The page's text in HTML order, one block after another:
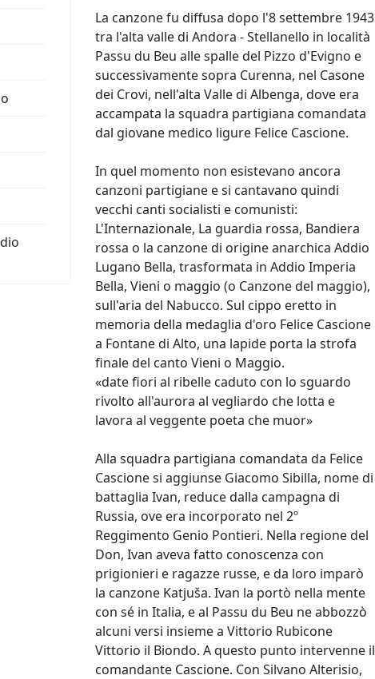
La canzone fu diffusa dopo l'8 settembre 1943
tra l'alta valle di Andora - Stellanello in località
Passu du Beu alle spalle del Pizzo d'Evigno e
successivamente sopra Curenna, nel Casone
dei Crovi, nell'alta Valle di Albenga, dove era
accampata la squadra partigiana comandata
dal giovane medico ligure Felice Cascione.
In quel momento non esistevano ancora
canzoni partigiane e si cantavano quindi
vecchi canti socialisti e comunisti:
L'Internazionale, La guardia rossa, Bandiera
rossa o la canzone di origine anarchica Addio
Lugano Bella, trasformata in Addio Imperia
Bella, Vieni o maggio (o Canzone del maggio),
sull'aria del Nabucco. Sul cippo eretto in
memoria della medaglia d'oro Felice Cascione
a Fontane di Alto, una lapide porta la strofa
finale del canto Vieni o Maggio.
«date fiori al ribelle caduto con lo sguardo
rivolto all'aurora al vegliardo che lotta e
lavora al veggente poeta che muor»
Alla squadra partigiana comandata da Felice
Cascione si aggiunse Giacomo Sibilla, nome di
battaglia Ivan, reduce dalla campagna di
Russia, ove era incorporato nel 2º
Reggimento Genio Pontieri. Nella regione del
Don, Ivan aveva fatto conoscenza con
prigionieri e ragazze russe, e da loro imparò
la canzone Katjuša. Ivan la portò nella mente
con sé in Italia, e al Passu du Beu ne abbozzò
alcuni versi insieme a Vittorio Rubicone
Vittorio il Biondo. A questo punto intervenne il
comandante Cascione. Con Silvano Alterisio,